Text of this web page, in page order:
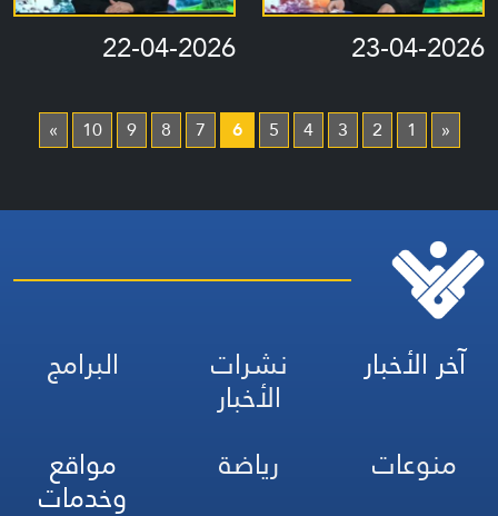
23-04-2026
22-04-2026
«
1
2
3
4
5
6
7
8
9
10
»
آخر الأخبار نشرات
الأخبار
البرامج
منوعات
رياضة مواقع
وخدمات